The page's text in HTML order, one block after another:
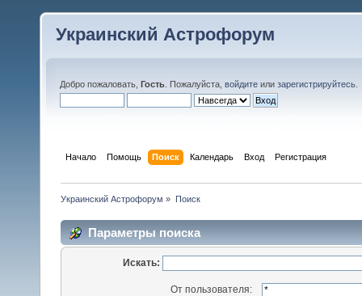
Украинский Астрофорум
Добро пожаловать, Гость . Пожалуйста, войдите или зарегистрируйтесь
Начало Помощь Поиск Календарь Вход Регистрация
Украинский Астрофорум » Поиск
Параметры поиска
Искать:
От пользователя: